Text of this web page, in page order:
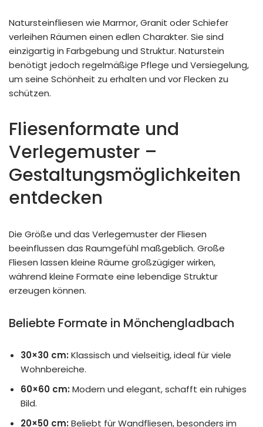
Natursteinfliesen wie Marmor, Granit oder Schiefer
verleihen Räumen einen edlen Charakter. Sie sind
einzigartig in Farbgebung und Struktur. Naturstein
benötigt jedoch regelmäßige Pflege und Versiegelung,
um seine Schönheit zu erhalten und vor Flecken zu
schützen.
Fliesenformate und
Verlegemuster –
Gestaltungsmöglichkeiten
entdecken
Die Größe und das Verlegemuster der Fliesen
beeinflussen das Raumgefühl maßgeblich. Große
Fliesen lassen kleine Räume großzügiger wirken,
während kleine Formate eine lebendige Struktur
erzeugen können.
Beliebte Formate in Mönchengladbach
30×30 cm: Klassisch und vielseitig, ideal für viele
Wohnbereiche.
60×60 cm: Modern und elegant, schafft ein ruhiges
Bild.
20×50 cm: Beliebt für Wandfliesen, besonders im